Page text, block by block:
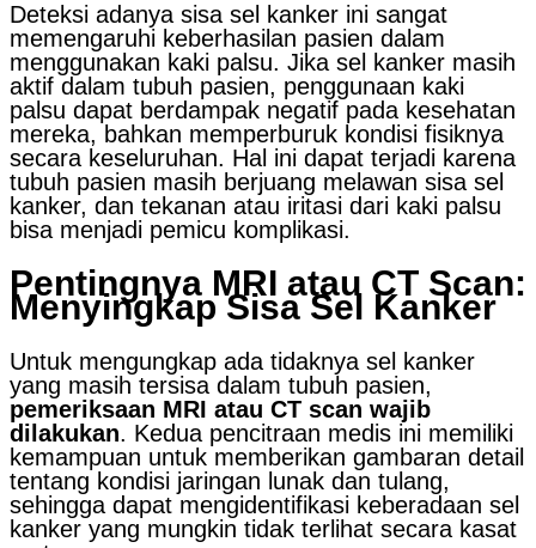
Deteksi adanya sisa sel kanker ini sangat
memengaruhi keberhasilan pasien dalam
menggunakan kaki palsu. Jika sel kanker masih
aktif dalam tubuh pasien, penggunaan kaki
palsu dapat berdampak negatif pada kesehatan
mereka, bahkan memperburuk kondisi fisiknya
secara keseluruhan. Hal ini dapat terjadi karena
tubuh pasien masih berjuang melawan sisa sel
kanker, dan tekanan atau iritasi dari kaki palsu
bisa menjadi pemicu komplikasi.
Pentingnya MRI atau CT Scan:
Menyingkap Sisa Sel Kanker
Untuk mengungkap ada tidaknya sel kanker
yang masih tersisa dalam tubuh pasien,
pemeriksaan MRI atau CT scan wajib
dilakukan. Kedua pencitraan medis ini memiliki
kemampuan untuk memberikan gambaran detail
tentang kondisi jaringan lunak dan tulang,
sehingga dapat mengidentifikasi keberadaan sel
kanker yang mungkin tidak terlihat secara kasat